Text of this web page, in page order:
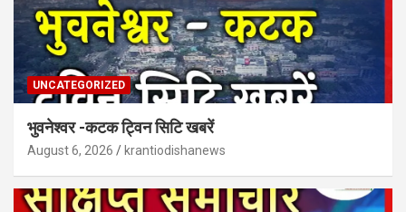
UNCATEGORIZED
भुवनेश्वर -कटक ट्विन सिटि खबरें
August 6, 2026 krantiodishanews